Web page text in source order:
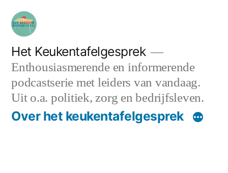
naar
inhoud
Het Keukentafelgesprek
Enthousiasmerende en informerende
podcastserie met leiders van vandaag.
Uit o.a. politiek, zorg en bedrijfsleven.
Over het keukentafelgesprek